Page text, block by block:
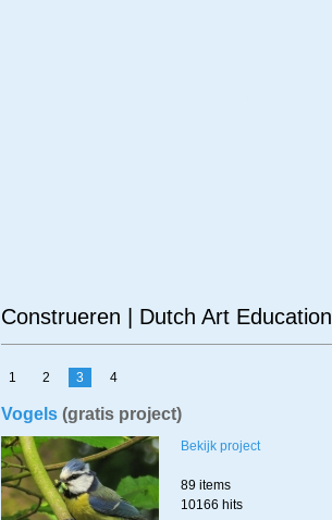
Construeren | Dutch Art Education
1 2 3 4
Vogels (gratis project)
Bekijk project
89 items
10166 hits